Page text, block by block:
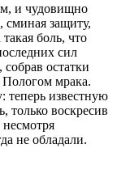
и чудовищно
сминая защиту,
боль, что
сил
остатки
Пологом мрака.
теперь известную
только воскресив
не обладали.